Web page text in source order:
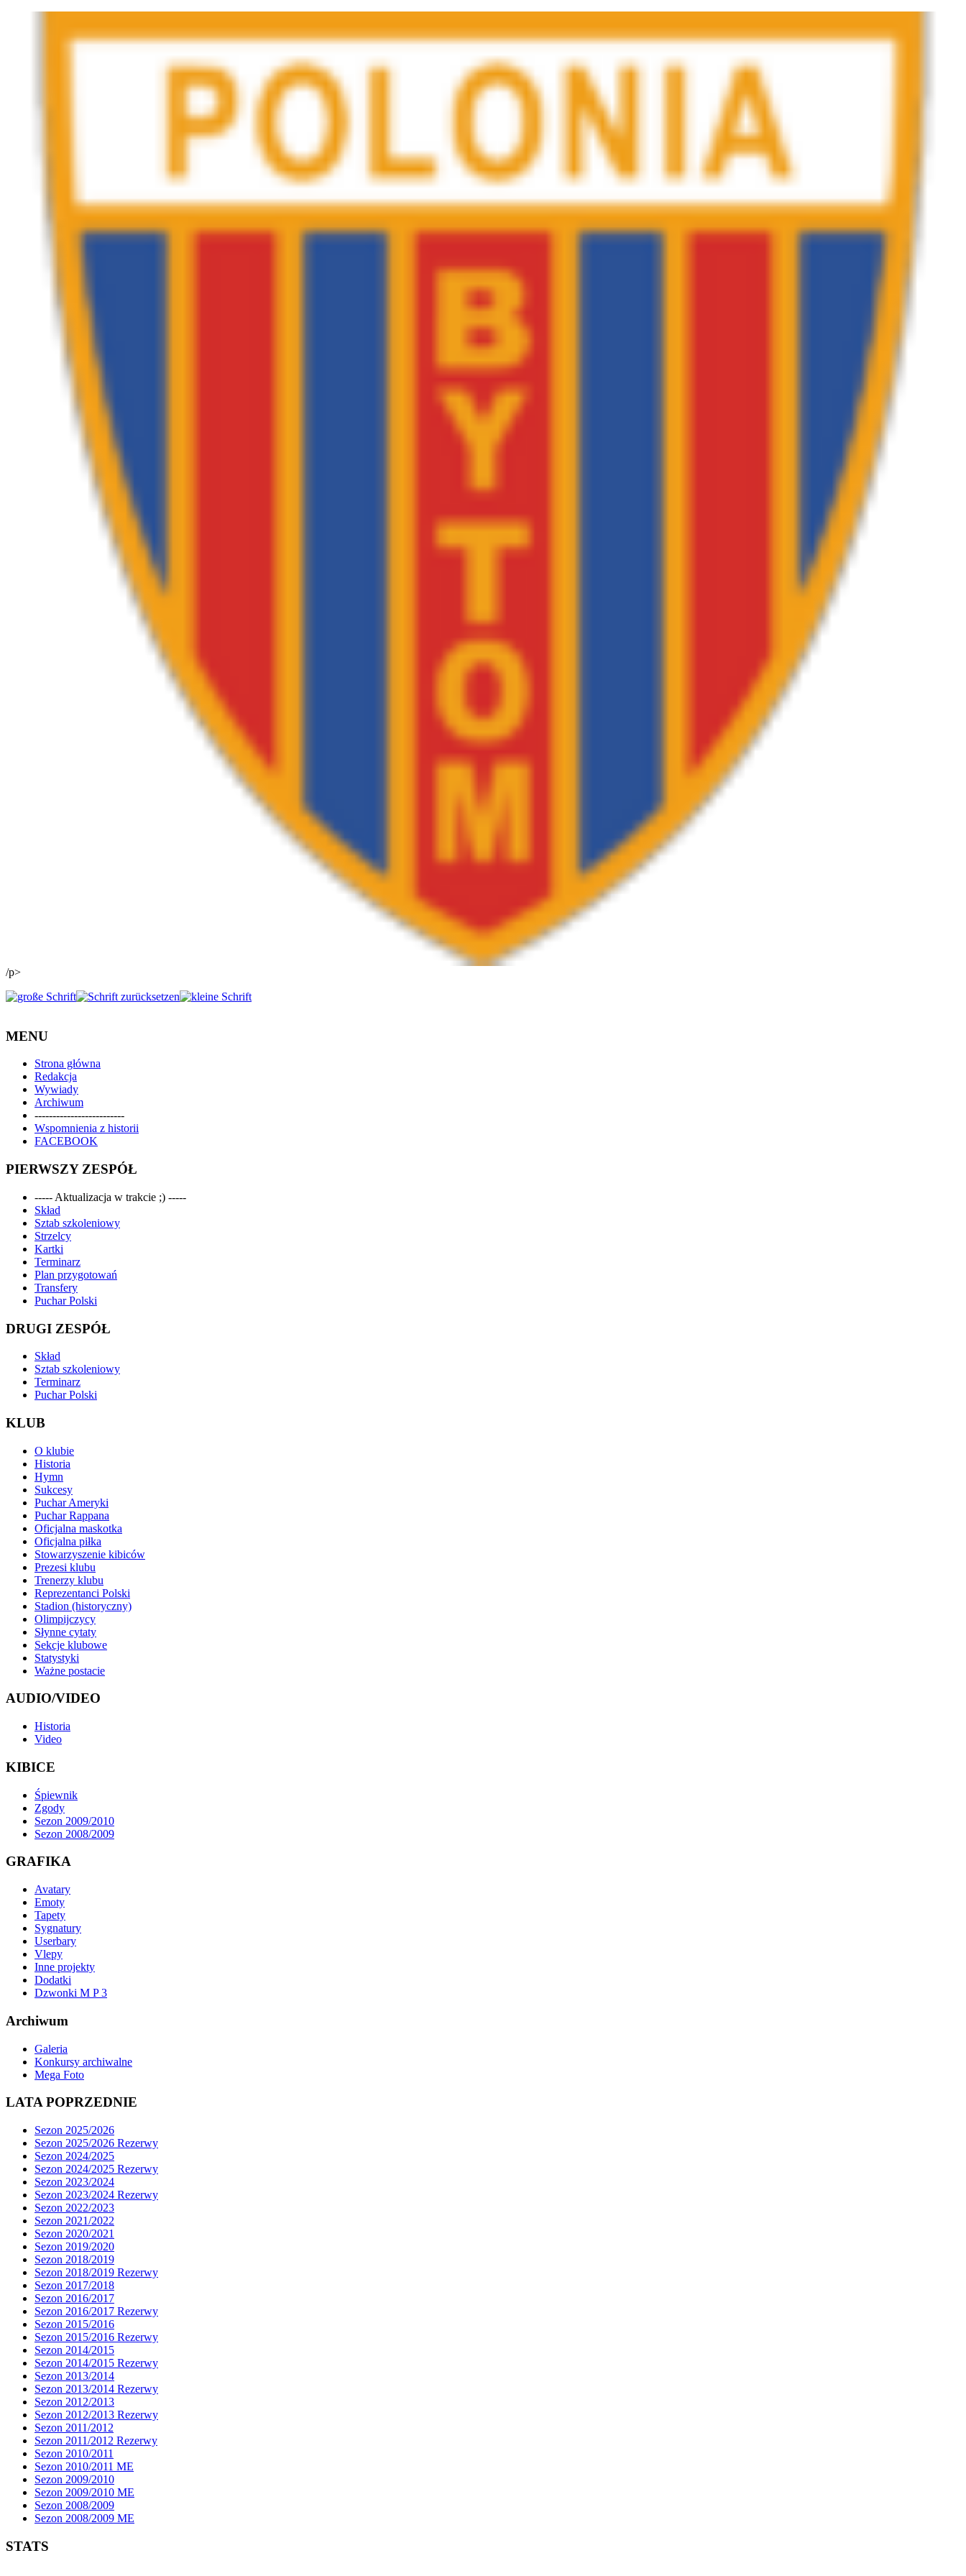
/p>
MENU
Strona główna
Redakcja
Wywiady
Archiwum
-------------------------
Wspomnienia z historii
FACEBOOK
PIERWSZY ZESPÓŁ
----- Aktualizacja w trakcie ;) -----
Skład
Sztab szkoleniowy
Strzelcy
Kartki
Terminarz
Plan przygotowań
Transfery
Puchar Polski
DRUGI ZESPÓŁ
Skład
Sztab szkoleniowy
Terminarz
Puchar Polski
KLUB
O klubie
Historia
Hymn
Sukcesy
Puchar Ameryki
Puchar Rappana
Oficjalna maskotka
Oficjalna piłka
Stowarzyszenie kibiców
Prezesi klubu
Trenerzy klubu
Reprezentanci Polski
Stadion (historyczny)
Olimpijczycy
Słynne cytaty
Sekcje klubowe
Statystyki
Ważne postacie
AUDIO/VIDEO
Historia
Video
KIBICE
Śpiewnik
Zgody
Sezon 2009/2010
Sezon 2008/2009
GRAFIKA
Avatary
Emoty
Tapety
Sygnatury
Userbary
Vlepy
Inne projekty
Dodatki
Dzwonki M P 3
Archiwum
Galeria
Konkursy archiwalne
Mega Foto
LATA POPRZEDNIE
Sezon 2025/2026
Sezon 2025/2026 Rezerwy
Sezon 2024/2025
Sezon 2024/2025 Rezerwy
Sezon 2023/2024
Sezon 2023/2024 Rezerwy
Sezon 2022/2023
Sezon 2021/2022
Sezon 2020/2021
Sezon 2019/2020
Sezon 2018/2019
Sezon 2018/2019 Rezerwy
Sezon 2017/2018
Sezon 2016/2017
Sezon 2016/2017 Rezerwy
Sezon 2015/2016
Sezon 2015/2016 Rezerwy
Sezon 2014/2015
Sezon 2014/2015 Rezerwy
Sezon 2013/2014
Sezon 2013/2014 Rezerwy
Sezon 2012/2013
Sezon 2012/2013 Rezerwy
Sezon 2011/2012
Sezon 2011/2012 Rezerwy
Sezon 2010/2011
Sezon 2010/2011 ME
Sezon 2009/2010
Sezon 2009/2010 ME
Sezon 2008/2009
Sezon 2008/2009 ME
STATS